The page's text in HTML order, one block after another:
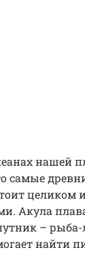
нашей
самые
Акула
– рыба-
найти